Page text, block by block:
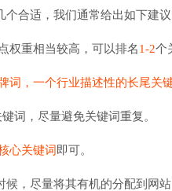
合适，我们通常给出如下建议
权重相当较高，可以排名1-2个
词，一个行业描述性的长尾关键
词，尽量避免关键词重复。
心关键词 即可。
，尽量将其有机的分配到网